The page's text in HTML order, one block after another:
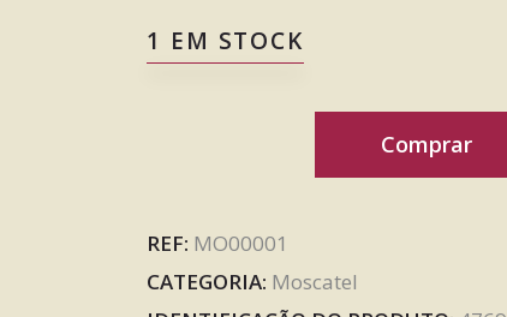
1 EM STOCK
Comprar
REF: MO00001
CATEGORIA: Moscatel